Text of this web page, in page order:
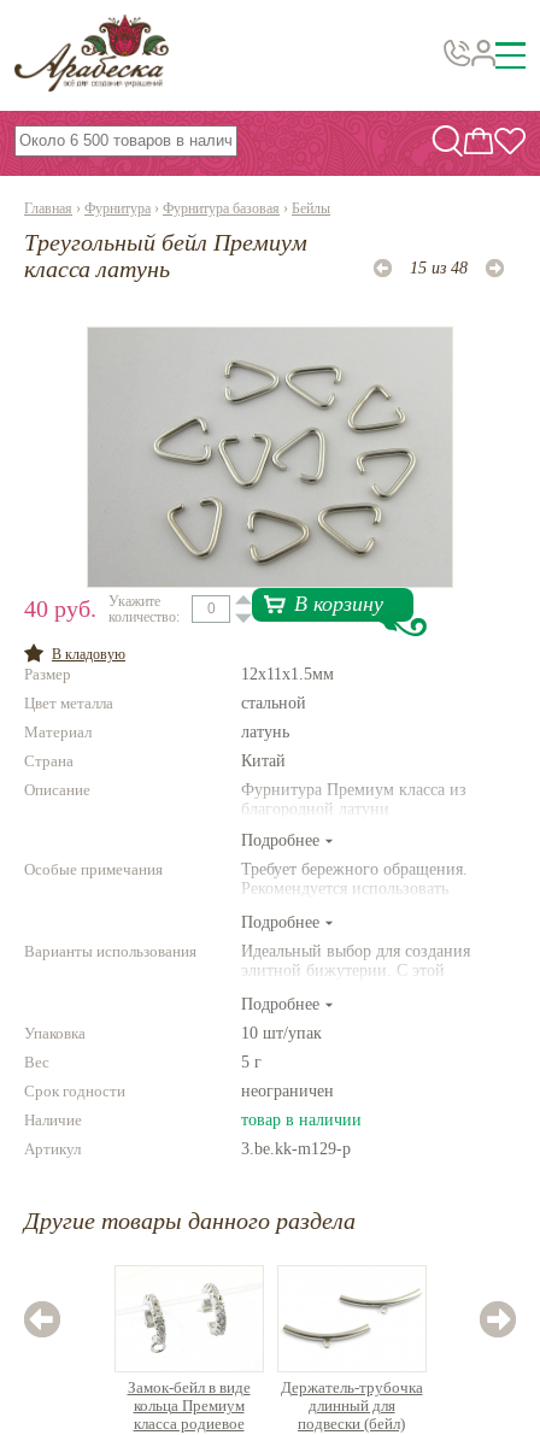
Бусины, подвески, декор
Бисер
Фурнитура
Эпоксидная смола
Шнуры, ленты, нитки
По темам и сезонам
Бисер TOHO
Нетемнеющая фурнитура
Всё для вышивки
Проволока
Натуральные камни
Каталог
О магазине
Главная › Фурнитура › Фурнитура базовая › Бейлы
Треугольный бейл Премиум
класса латунь
15 из 48
40 руб.
Укажите
количество:
В корзину
В кладовую
Размер
12х11х1.5мм
Цвет металла
стальной
Материал
латунь
Страна
Китай
Описание
Фурнитура Премиум класса из
благородной латуни
Подробнее
Особые примечания
Требует бережного обращения.
Рекомендуется использовать
американского производства).
Подробнее
Варианты использования
Идеальный выбор для создания
элитной бижутерии. С этой
выглядеть по-настоящему роскошно!
Подробнее
Упаковка
10 шт/упак
Вес
5 г
Срок годности
неограничен
Наличие
товар в наличии
Артикул
3.be.kk-m129-p
Другие товары данного раздела
Замок-бейл в виде
кольца Премиум
класса родиевое
Держатель-трубочка
длинный для
подвески (бейл)